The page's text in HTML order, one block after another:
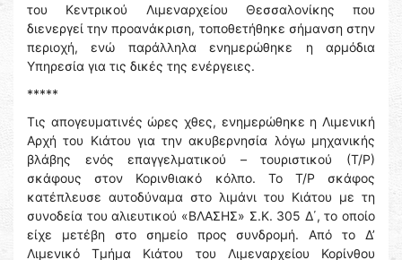
του Κεντρικού Λιμεναρχείου Θεσσαλονίκης που
διενεργεί την προανάκριση, τοποθετήθηκε σήμανση στην
περιοχή, ενώ παράλληλα ενημερώθηκε η αρμόδια
Υπηρεσία για τις δικές της ενέργειες.
*****
Τις απογευματινές ώρες χθες, ενημερώθηκε η Λιμενική
Αρχή του Κιάτου για την ακυβερνησία λόγω μηχανικής
βλάβης ενός επαγγελματικού – τουριστικού (Τ/Ρ)
σκάφους στον Κορινθιακό κόλπο. Το Τ/Ρ σκάφος
κατέπλευσε αυτοδύναμα στο λιμάνι του Κιάτου με τη
συνοδεία του αλιευτικού «ΒΛΑΣΗΣ» Σ.Κ. 305 Δ΄, το οποίο
είχε μετέβη στο σημείο προς συνδρομή. Από το Δ’
Λιμενικό Τμήμα Κιάτου του Λιμεναρχείου Κορίνθου